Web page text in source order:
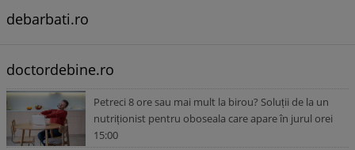
debarbati.ro
doctordebine.ro
Petreci 8 ore sau mai mult la birou? Soluții de la un
nutriționist pentru oboseala care apare în jurul orei
15:00